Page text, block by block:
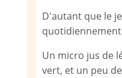
D'autant que le
quotidiennement
Un micro jus de
vert, et un peu